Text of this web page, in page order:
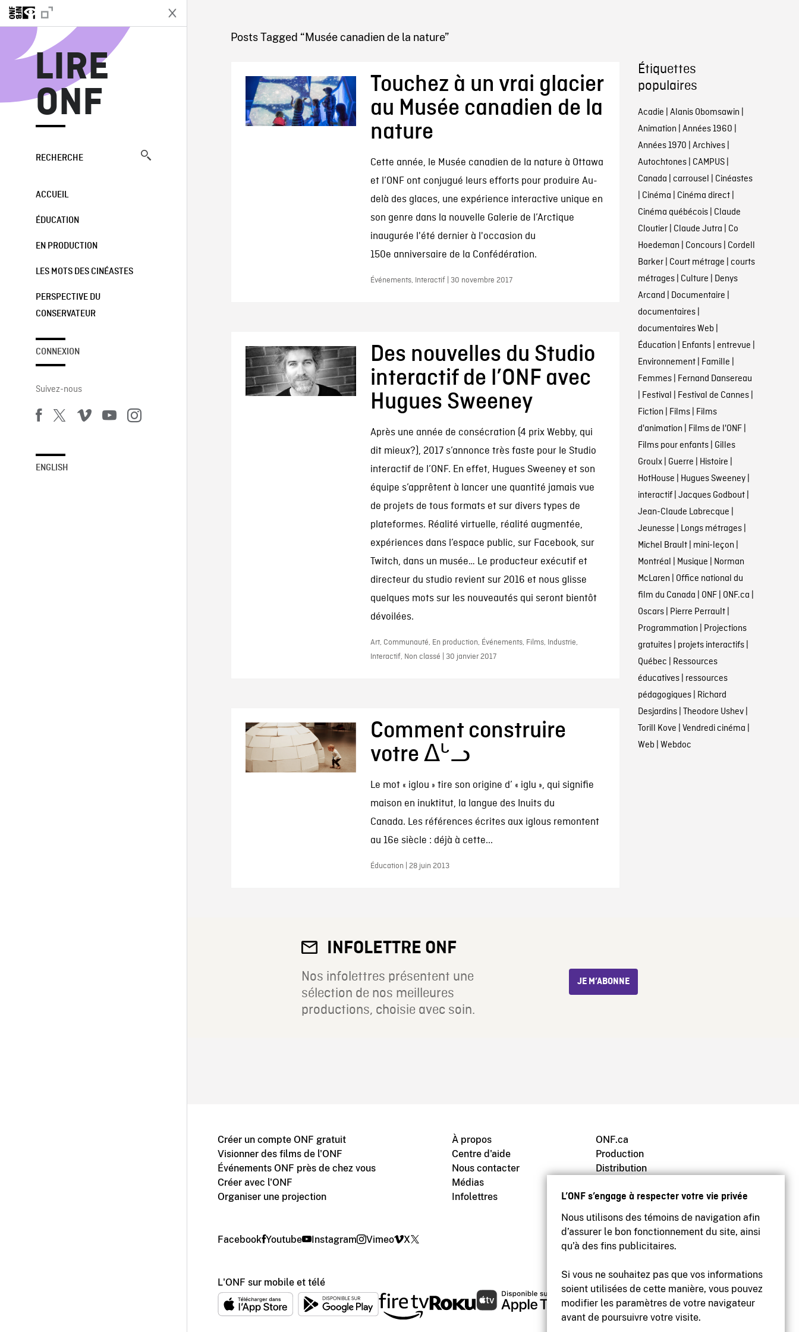
L’ONF s’engage à respecter votre vie privée
Nous utilisons des témoins de navigation afin
d’assurer le bon fonctionnement du site, ainsi
qu’à des fins publicitaires.
Si vous ne souhaitez pas que vos informations
soient utilisées de cette manière, vous pouvez
modifier les paramètres de votre navigateur
avant de poursuivre votre visite.
LIRE
ONF
RECHERCHE
ACCUEIL
ÉDUCATION
EN PRODUCTION
LES MOTS DES CINÉASTES
PERSPECTIVE DU
CONSERVATEUR
CONNEXION
Suivez-nous
ENGLISH
LIRE ONF
Posts Tagged “Musée canadien de la nature”
Touchez à un vrai glacier
au Musée canadien de la
nature
Cette année, le Musée canadien de la nature à Ottawa
et l’ONF ont conjugué leurs efforts pour produire Au-
delà des glaces, une expérience interactive unique en
son genre dans la nouvelle Galerie de l’Arctique
inaugurée l'été dernier à l'occasion du
150e anniversaire de la Confédération.
Événements, Interactif | 30 novembre 2017
Des nouvelles du Studio
interactif de l’ONF avec
Hugues Sweeney
Après une année de consécration (4 prix Webby, qui
dit mieux?), 2017 s’annonce très faste pour le Studio
interactif de l’ONF. En effet, Hugues Sweeney et son
équipe s’apprêtent à lancer une quantité jamais vue
de projets de tous formats et sur divers types de
plateformes. Réalité virtuelle, réalité augmentée,
expériences dans l’espace public, sur Facebook, sur
Twitch, dans un musée… Le producteur exécutif et
directeur du studio revient sur 2016 et nous glisse
quelques mots sur les nouveautés qui seront bientôt
dévoilées.
Art, Communauté, En production, Événements, Films, Industrie,
Interactif, Non classé | 30 janvier 2017
Comment construire
votre ᐃᒡᓗ
Le mot « iglou » tire son origine d’ « iglu », qui signifie
maison en inuktitut, la langue des Inuits du
Canada. Les références écrites aux iglous remontent
au 16e siècle : déjà à cette...
Éducation | 28 juin 2013
Étiquettes
populaires
Acadie | Alanis Obomsawin |
Animation | Années 1960 |
Années 1970 | Archives|
Autochtones| CAMPUS|
Canada | carrousel | Cinéastes
| Cinéma | Cinéma direct|
Cinéma québécois| Claude
Cloutier| Claude Jutra | Co
Hoedeman | Concours| Cordell
Barker| Court métrage | courts
métrages| Culture | Denys
Arcand | Documentaire |
documentaires|
documentaires Web |
Éducation | Enfants| entrevue |
Environnement| Famille |
Femmes| Fernand Dansereau
| Festival | Festival de Cannes|
Fiction | Films| Films
d'animation | Films de l'ONF|
Films pour enfants| Gilles
Groulx| Guerre | Histoire |
HotHouse | Hugues Sweeney|
interactif| Jacques Godbout|
Jean-Claude Labrecque |
Jeunesse | Longs métrages|
Michel Brault| mini-leçon |
Montréal | Musique | Norman
McLaren | Office national du
film du Canada | ONF| ONF.ca |
Oscars| Pierre Perrault|
Programmation | Projections
gratuites| projets interactifs|
Québec | Ressources
éducatives| ressources
pédagogiques| Richard
Desjardins| Theodore Ushev|
Torill Kove | Vendredi cinéma |
Web | Webdoc
INFOLETTRE ONF
Nos infolettres présentent une
sélection de nos meilleures
productions, choisie avec soin.
JE M’ABONNE
Créer un compte ONF gratuit
Visionner des films de l'ONF
Événements ONF près de chez vous
Créer avec l'ONF
Organiser une projection
À propos
Centre d'aide
Nous contacter
Médias
Infolettres
ONF.ca
Production
Distribution
Archives
Facebook Youtube Instagram Vimeo X
L'ONF sur mobile et télé